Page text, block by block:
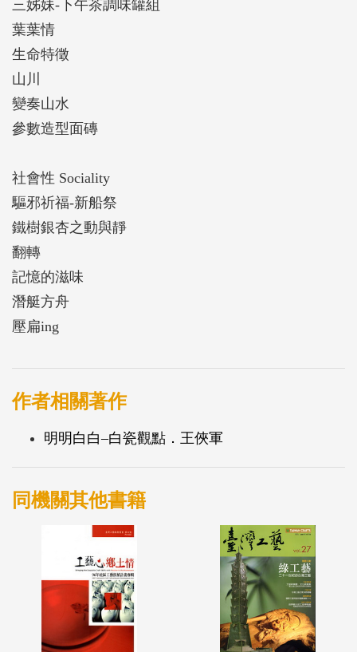
三姊妹-下午茶調味罐組
葉葉情
生命特徵
山川
變奏山水
參數造型面磚
社會性 Sociality
驅邪祈福-新船祭
鐵樹銀杏之動與靜
翻轉
記憶的滋味
潛艇方舟
壓扁ing
作者相關著作
明明白白–白瓷觀點．王俠軍
同機關其他書籍